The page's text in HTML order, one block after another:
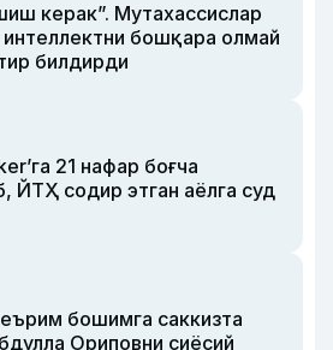
керак”. Мутахассислар
интеллектни бошқара олмай
билдирди
21 нафар боғча
ЙТҲ содир этган аёлга суд
бошимга саккизта
Ориповни сиёсий